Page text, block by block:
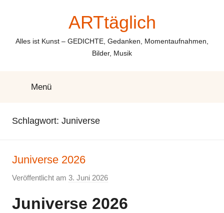
ARTtäglich
Alles ist Kunst – GEDICHTE, Gedanken, Momentaufnahmen,
Bilder, Musik
Menü
Schlagwort: Juniverse
Juniverse 2026
Veröffentlicht am 3. Juni 2026
n
Juniverse 2026